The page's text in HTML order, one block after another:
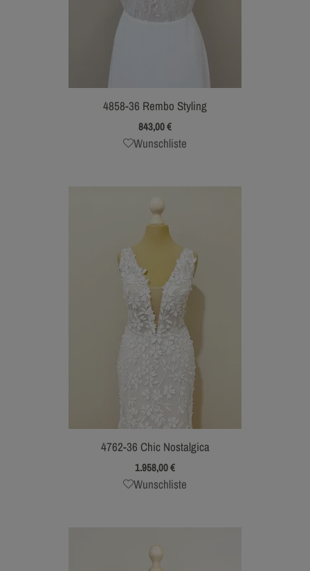
4858-36 Rembo Styling
843,00€
Wunschliste
4762-36 Chic Nostalgica
1.958,00€
Wunschliste